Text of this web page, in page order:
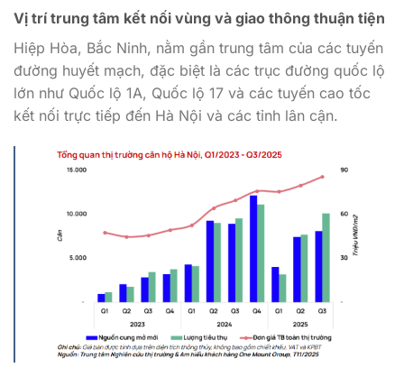
Vị trí trung tâm kết nối vùng và giao thông thuận tiện
Hiệp Hòa, Bắc Ninh, nằm gần trung tâm của các tuyến
đường huyết mạch, đặc biệt là các trục đường quốc lộ
lớn như Quốc lộ 1A, Quốc lộ 17 và các tuyến cao tốc
kết nối trực tiếp đến Hà Nội và các tỉnh lân cận.